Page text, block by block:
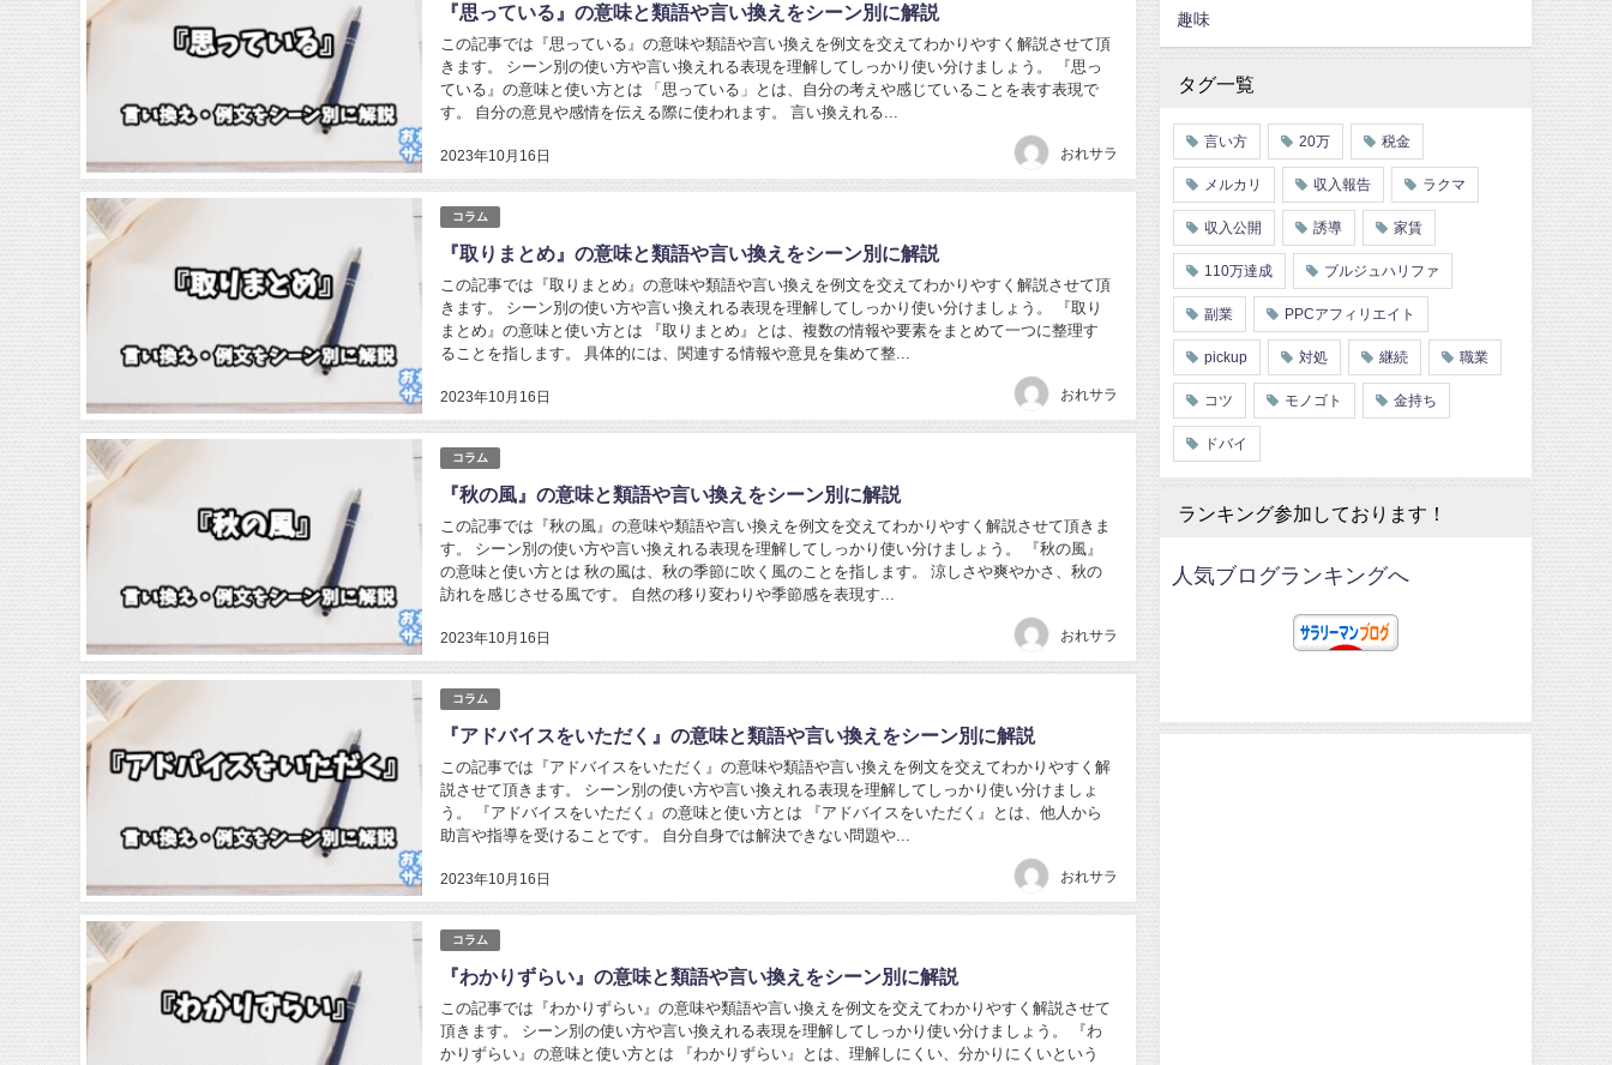
『思っている』の意味と類語や言い換えをシーン別に解説
2023年10月16日
この記事では『思っている』の意味や類語や言い換えを例文を交えてわかりやすく解説させて頂
きます。 シーン別の使い方や言い換えれる表現を理解してしっかり使い分けましょう。 『思っ
ている』の意味と使い方とは 「思っている」とは、自分の考えや感じていることを表す表現で
す。 自分の意見や感情を伝える際に使われます。 言い換えれる...
おれサラ
コラム
『取りまとめ』の意味と類語や言い換えをシーン別に解説
2023年10月16日
この記事では『取りまとめ』の意味や類語や言い換えを例文を交えてわかりやすく解説させて頂
きます。 シーン別の使い方や言い換えれる表現を理解してしっかり使い分けましょう。 『取り
まとめ』の意味と使い方とは 『取りまとめ』とは、複数の情報や要素をまとめて一つに整理す
ることを指します。 具体的には、関連する情報や意見を集めて整...
おれサラ
コラム
『秋の風』の意味と類語や言い換えをシーン別に解説
2023年10月16日
この記事では『秋の風』の意味や類語や言い換えを例文を交えてわかりやすく解説させて頂きま
す。 シーン別の使い方や言い換えれる表現を理解してしっかり使い分けましょう。 『秋の風』
の意味と使い方とは 秋の風は、秋の季節に吹く風のことを指します。 涼しさや爽やかさ、秋の
訪れを感じさせる風です。 自然の移り変わりや季節感を表現す...
おれサラ
コラム
『アドバイスをいただく』の意味と類語や言い換えをシーン別に解説
2023年10月16日
この記事では『アドバイスをいただく』の意味や類語や言い換えを例文を交えてわかりやすく解
説させて頂きます。 シーン別の使い方や言い換えれる表現を理解してしっかり使い分けましょ
う。 『アドバイスをいただく』の意味と使い方とは 『アドバイスをいただく』とは、他人から
助言や指導を受けることです。 自分自身では解決できない問題や...
おれサラ
コラム
『わかりずらい』の意味と類語や言い換えをシーン別に解説
この記事では『わかりずらい』の意味や類語や言い換えを例文を交えてわかりやすく解説させて
頂きます。 シーン別の使い方や言い換えれる表現を理解してしっかり使い分けましょう。 『わ
かりずらい』の意味と使い方とは 『わかりずらい』とは、理解しにくい、分かりにくいという
趣味
タグ一覧
言い方 20万 税金
メルカリ 収入報告 ラクマ
収入公開 誘導 家賃
110万達成 ブルジュハリファ
副業 PPCアフィリエイト
pickup 対処 継続 職業
コツ モノゴト 金持ち
ドバイ
ランキング参加しております！
人気ブログランキングへ